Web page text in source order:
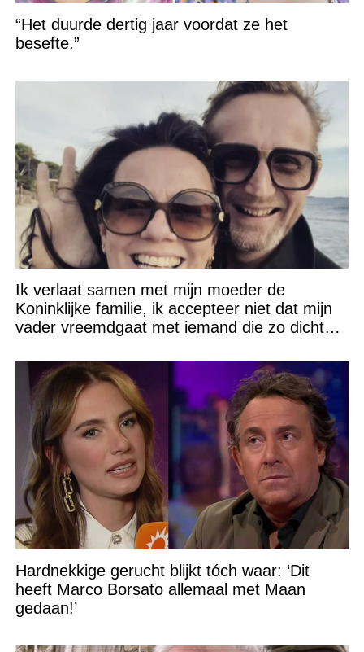
“Het duurde dertig jaar voordat ze het
besefte.”
Ik verlaat samen met mijn moeder de
Koninklijke familie, ik accepteer niet dat mijn
vader vreemdgaat met iemand die zo dichtbij
Hardnekkige gerucht blijkt tóch waar: ‘Dit
heeft Marco Borsato allemaal met Maan
gedaan!’